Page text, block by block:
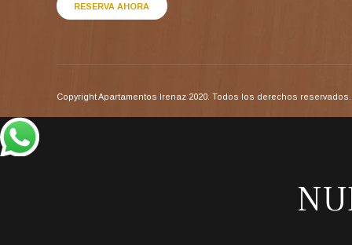
RESERVA AHORA
Copyright Apartamentos Irenaz 2020. Todos los derechos reservados.